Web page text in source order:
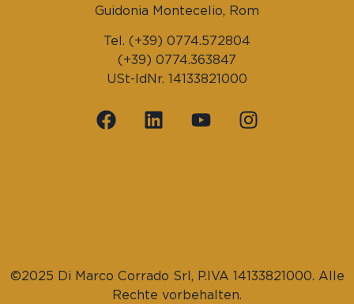
Guidonia Montecelio, Rom
Tel. (+39) 0774.572804
(+39) 0774.363847
USt-IdNr. 14133821000
©2025 Di Marco Corrado Srl, P.IVA 14133821000. Alle
Rechte vorbehalten.